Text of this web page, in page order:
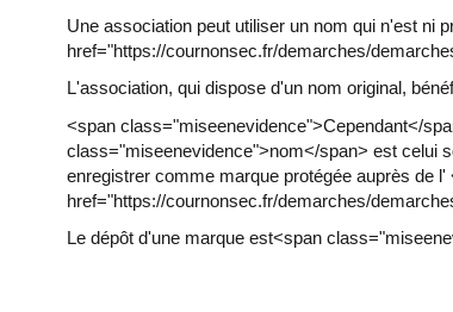
Une association peut utiliser un nom qui n'est ni
href="https://cournonsec.fr/demarches/
L'association, qui dispose d'un nom original,
<span class="miseenevidence">Cependant</
class="miseenevidence">nom</span> est celui
enregistrer comme marque protégée auprès de
href="https://cournonsec.fr/demarches/
Le dépôt d'une marque est<span